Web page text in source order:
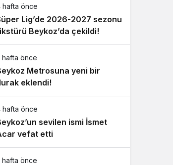
hafta önce
Lig’de 2026-2027 sezonu
Beykoz’da çekildi!
hafta önce
Metrosuna yeni bir
eklendi!
hafta önce
sevilen ismi İsmet
vefat etti
hafta önce